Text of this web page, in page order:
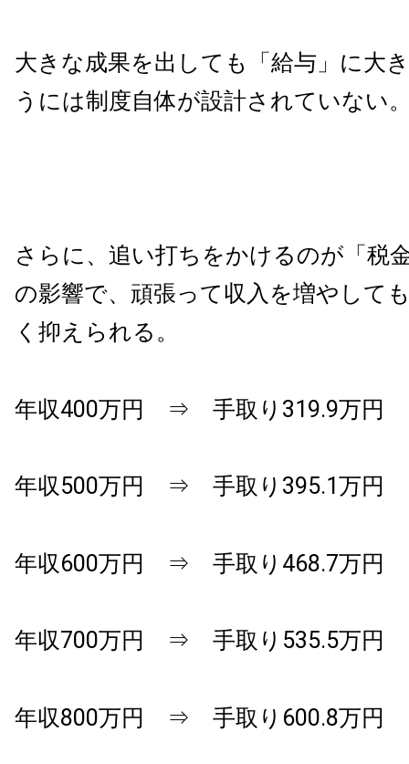
大きな成果を出しても「給与」に大
うには制度自体が設計されていない
さらに、追い打ちをかけるのが「税
の影響で、頑張って収入を増やして
く抑えられる。
年収400万円 ⇒ 手取り319.9万円
年収500万円 ⇒ 手取り395.1万円
年収600万円 ⇒ 手取り468.7万円
年収700万円 ⇒ 手取り535.5万円
年収800万円 ⇒ 手取り600.8万円